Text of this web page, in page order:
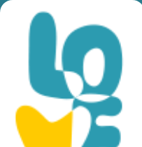
You are here: Home »
Велоспорт
»